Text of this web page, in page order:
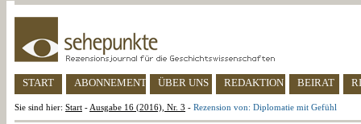
START ABONNEMENT ÜBER UNS REDAKTION BEIRAT
Sie sind hier: Start - Ausgabe 16 (2016), Nr. 3 - Rezension von: Diplomatie mit Gefühl